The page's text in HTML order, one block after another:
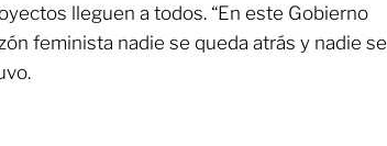
lleguen a todos. “En este Gobierno
feminista nadie se queda atrás y nadie se